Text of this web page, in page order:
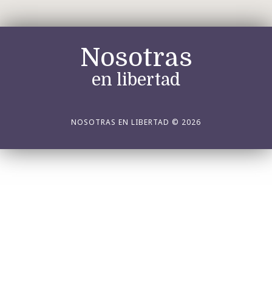
Nosotras
en libertad
NOSOTRAS EN LIBERTAD © 2026